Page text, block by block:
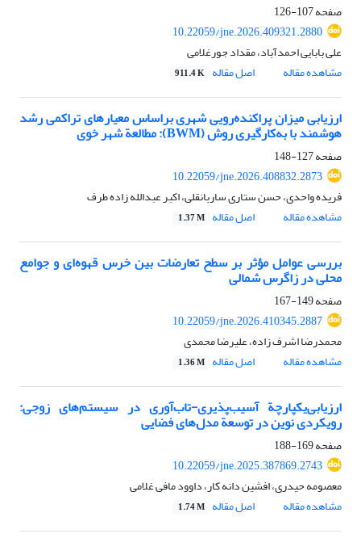
صفحه107-126
10.22059/jne.2026.409321.2880
علی بابایی احمدآباد، مقداد جورغلامی
مشاهده مقاله
اصل مقاله 911.4 K
ارزیابی میزان پراکنده‌رویی شهری براساس معیارهای تراکمی رشد
هوشمند با به‌کارگیری روش (BWM): مطالعة شهر خوی
صفحه127-148
10.22059/jne.2026.408832.2873
فریده واحدی، حسن ستاری ساربانقلی، اکبر عبدالله زاده طرف
مشاهده مقاله
اصل مقاله 1.37 M
بررسی عوامل مؤثر بر سطح تعارضات بین خرس قهوه‌ای و جوامع
محلی در زاگرس شمالی
صفحه149-167
10.22059/jne.2026.410345.2887
محمدرضا اشرف زاده، علیرضا محمدی
مشاهده مقاله
اصل مقاله 1.36 M
ارزیابی‌یکپارچة آسیب‌پذیری-تاب‌آوری در سیستم‌های زوجی:
رویکردی نوین در توسعة مدل‌های فضایی
صفحه169-188
10.22059/jne.2025.387869.2743
معصومه حیدری، افشین دانه کار، داوود مافی غلامی
مشاهده مقاله
اصل مقاله 1.74 M